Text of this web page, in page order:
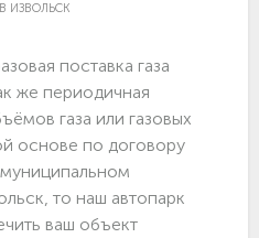
ИЗВОЛЬСК
поставка газа
же периодичная
газа или газовых
основе по договору
то наш автопарк
ваш объект